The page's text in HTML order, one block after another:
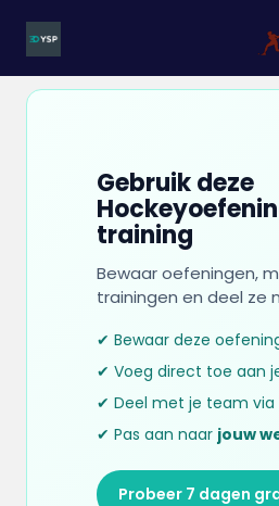
Gebruik deze
training
Bewaar oefeningen,
trainingen en deel ze
✔ Bewaar deze
✔ Voeg direct toe aan
✔ Deel met je team via
✔ Pas aan naar jouw
Probeer 7 dagen